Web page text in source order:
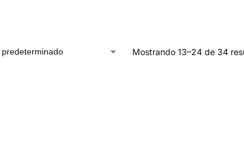
Mostrando 13–24 de 34